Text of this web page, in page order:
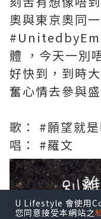
奧與東京奧同
體 ，今天一別
好快到，到時
奮心情去參與盛
歌： #願望就
唱： #羅文
U Lifestyle 會使用
您同意接受本網站之